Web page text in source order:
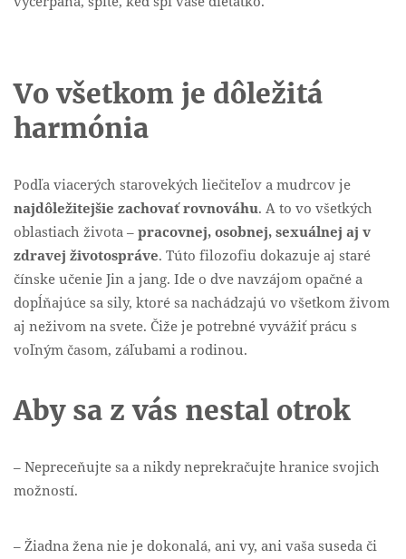
Vo všetkom je dôležitá
harmónia
Podľa viacerých starovekých liečiteľov a mudrcov je
najdôležitejšie zachovať rovnováhu. A to vo všetkých
oblastiach života – pracovnej, osobnej, sexuálnej aj v
zdravej životospráve. Túto filozofiu dokazuje aj staré
čínske učenie Jin a jang. Ide o dve navzájom opačné a
dopĺňajúce sa sily, ktoré sa nachádzajú vo všetkom živom
aj neživom na svete. Čiže je potrebné vyvážiť prácu s
voľným časom, záľubami a rodinou.
Aby sa z vás nestal otrok
– Nepreceňujte sa a nikdy neprekračujte hranice svojich
možností.
– Žiadna žena nie je dokonalá, ani vy, ani vaša suseda či